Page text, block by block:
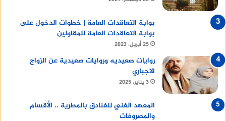
بوابة التعاقدات العامة | خطوات الدخول على
بوابة التعاقدات العامة للمقاولين
25 أبريل، 2023
روايات صعيديه وروايات صعيدية عن الزواج
الاجباري
3 يناير، 2025
المعهد الفني للفنادق بالمطرية .. الأقسام
والمصروفات